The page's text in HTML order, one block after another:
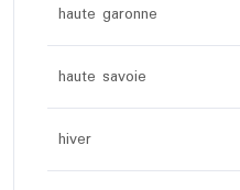
haute garonne
haute savoie
hiver